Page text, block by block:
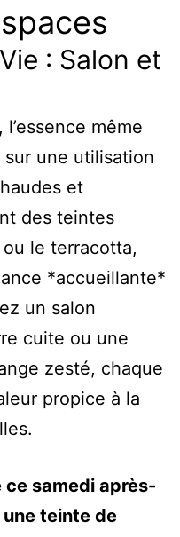
: Salon et
même
une utilisation
et
des teintes
le terracotta,
*accueillante*
un salon
cuite ou une
zesté, chaque
propice à la
ce samedi après-
teinte de